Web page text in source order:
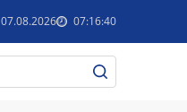
07.08.2026 07:16:40